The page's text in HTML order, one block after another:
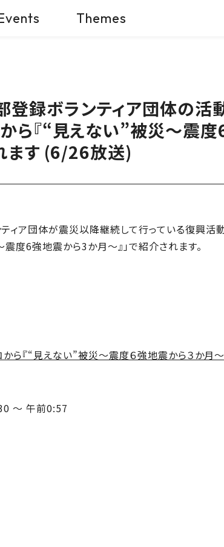
Themes
録ボランティア団体の活
ら『“見えない”被災～震
ます (6/26放送)
ィア団体が震災以降継続して行っている復興活動
度6強地震から3か月〜』」で紹介されます。
ら『“見えない”被災～震度６強地震から３か月～
～ 午前0:57